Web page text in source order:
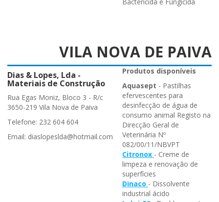
VILA NOVA DE PAIVA
Dias & Lopes, Lda -
Materiais de Construção
Rua Egas Moniz, Bloco 3 - R/c
3650-219 Vila Nova de Paiva
Telefone: 232 604 604
Email: diaslopeslda@hotmail.com
Produtos disponíveis
Aquasept - Pastilhas
efervescentes para
desinfecção de água de
consumo animal Registo na
Direcção Geral de
Veterinária Nº
082/00/11/NBVPT
Citronox - Creme de
limpeza e renovação de
superfícies
Dinaco - Dissolvente
industrial ácido